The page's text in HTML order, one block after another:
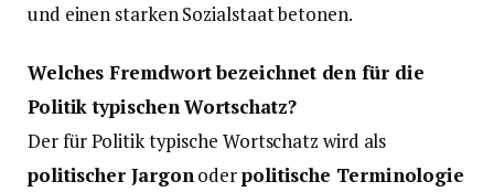
und einen starken Sozialstaat betonen.
Welches Fremdwort bezeichnet den für die
Politik typischen Wortschatz?
Der für Politik typische Wortschatz wird als
politischer Jargonoderpolitische Terminologie